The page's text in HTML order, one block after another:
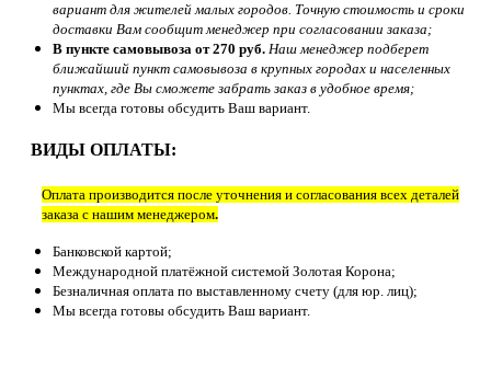
вариант для жителей малых городов. Точную стоимость и сроки
доставки Вам сообщит менеджер при согласовании заказа;
В пункте самовывоза от 270 руб. Наш менеджер подберет
ближайший пункт самовывоза в крупных городах и населенных
пунктах, где Вы сможете забрать заказ в удобное время;
Мы всегда готовы обсудить Ваш вариант.
ВИДЫ ОПЛАТЫ:
Оплата производится после уточнения и согласования всех деталей
заказа с нашим менеджером.
Банковской картой;
Международной платёжной системой Золотая Корона;
Безналичная оплата по выставленному счету (для юр. лиц);
Мы всегда готовы обсудить Ваш вариант.